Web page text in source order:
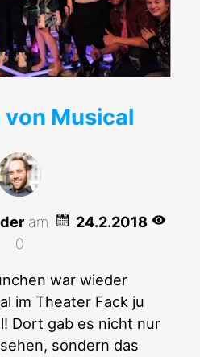
von Musical
am
24.2.2018
0
war wieder
im Theater Fack ju
Dort gab es nicht nur
sondern das